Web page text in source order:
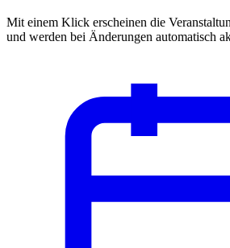
Mit einem Klick erscheinen die
und werden bei Änderungen automatisch